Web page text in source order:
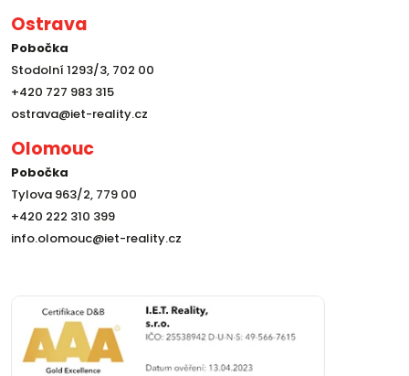
Ostrava
Pobočka
Stodolní 1293/3, 702 00
+420 727 983 315
ostrava@iet-reality.cz
Olomouc
Pobočka
Tylova 963/2, 779 00
+420 222 310 399
info.olomouc@iet-reality.cz